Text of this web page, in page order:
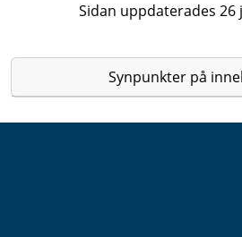
Sidan uppdaterades 26
Synpunkter på